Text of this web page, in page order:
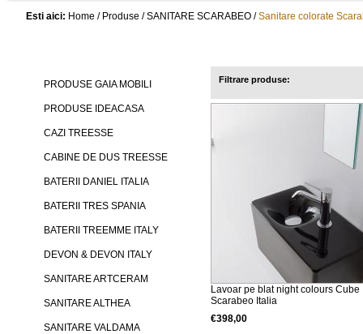
Esti aici: Home / Produse /SANITARE SCARABEO /Sanitare colorate
PRODUSE GAIA MOBILI
PRODUSE IDEACASA
CAZI TREESSE
CABINE DE DUS TREESSE
BATERII DANIEL ITALIA
BATERII TRES SPANIA
BATERII TREEMME ITALY
DEVON & DEVON ITALY
SANITARE ARTCERAM
SANITARE ALTHEA
SANITARE VALDAMA
Filtrare produse:
Lavoar pe blat night colours Cube
Scarabeo Italia
€398,00